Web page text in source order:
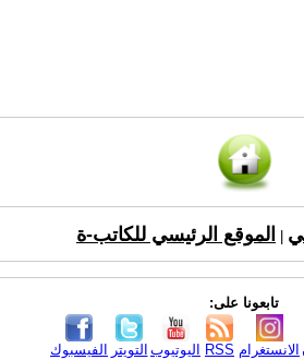
الموقع الرئيسي للكاتب-ة
تابعونا على:
الفيسبوك التويتر اليوتيوب RSS الانستغرام